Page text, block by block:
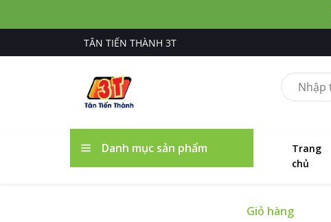
TÂN TIẾN THÀNH 3T
Danh mục sản phẩm Trang
chủ
Giỏ hàng